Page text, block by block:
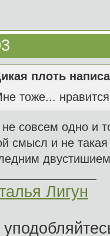
плоть
тоже...
не совсем одно и
смысл и не
Лигун